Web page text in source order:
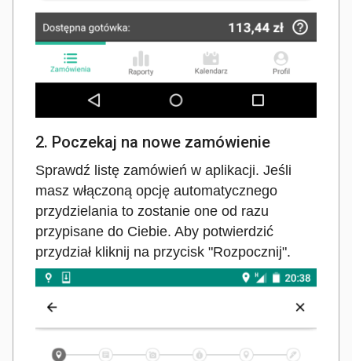
2. Poczekaj na nowe zamówienie
Sprawdź listę zamówień w aplikacji. Jeśli
masz włączoną opcję automatycznego
przydzielania to zostanie one od razu
przypisane do Ciebie. Aby potwierdzić
przydział kliknij na przycisk "Rozpocznij".